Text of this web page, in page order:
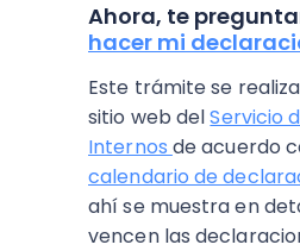
Ahora, te
hacer mi
Este trámite se
sitio web delServicio
Internos de acuerdo
calendario de
ahí se muestra en
vencen las